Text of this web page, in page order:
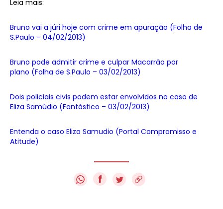
Leia mais:
Bruno vai a júri hoje com crime em apuração (Folha de
S.Paulo – 04/02/2013)
Bruno pode admitir crime e culpar Macarrão por
plano (Folha de S.Paulo – 03/02/2013)
Dois policiais civis podem estar envolvidos no caso de
Eliza Samúdio (Fantástico – 03/02/2013)
Entenda o caso Eliza Samudio (Portal Compromisso e
Atitude)
f